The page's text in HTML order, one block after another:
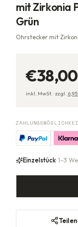
mit Zirkonia
Grün
Ohrstecker mit
€38,00
inkl. MwSt. ·zzgl. 6,95
Einzelstück· 1–3
Teilen